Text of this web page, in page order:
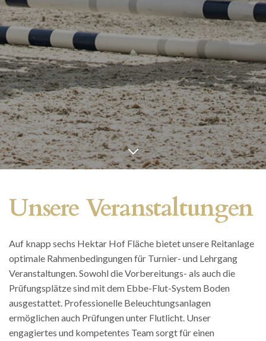
Unsere Veranstaltungen
Auf knapp sechs Hektar Hof Fläche bietet unsere Reitanlage
optimale Rahmenbedingungen für Turnier- und Lehrgang
Veranstaltungen. Sowohl die Vorbereitungs- als auch die
Prüfungsplätze sind mit dem Ebbe-Flut-System Boden
ausgestattet. Professionelle Beleuchtungsanlagen
ermöglichen auch Prüfungen unter Flutlicht. Unser
engagiertes und kompetentes Team sorgt für einen